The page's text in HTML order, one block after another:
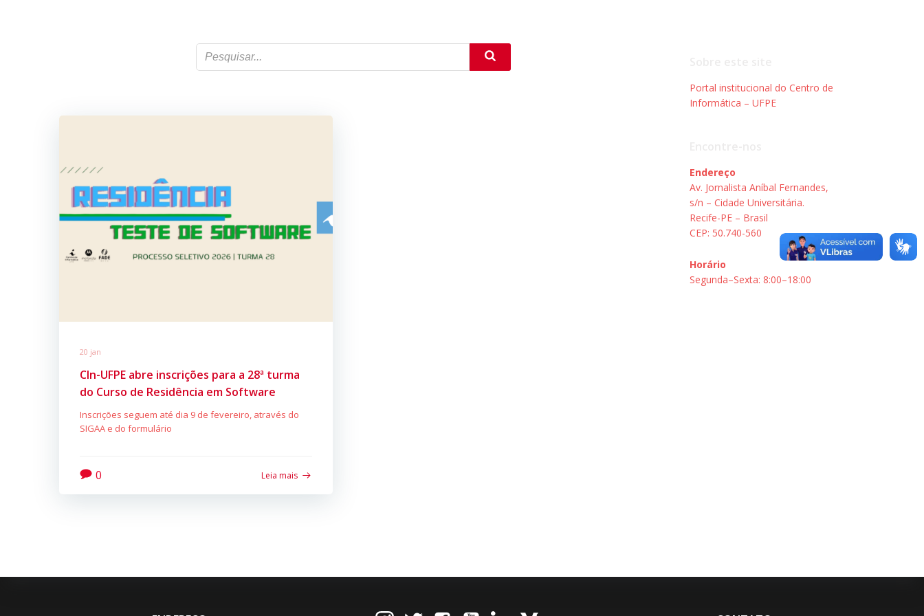
20 jan
CIn-UFPE abre inscrições para a 28ª turma
do Curso de Residência em Software
Inscrições seguem até dia 9 de fevereiro, através do
SIGAA e do formulário
0 Leia mais
Portal institucional do Centro de
Informática – UFPE
Endereço
Av. Jornalista Aníbal Fernandes,
s/n – Cidade Universitária.
Recife-PE – Brasil
CEP: 50.740-560
Horário
Segunda–Sexta: 8:00–18:00